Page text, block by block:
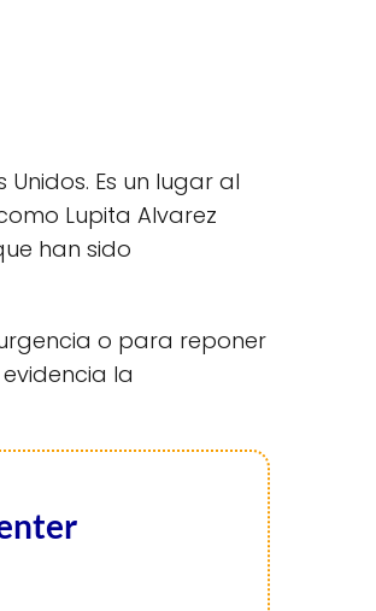
Es un lugar al
Lupita Alvarez
han sido
o para reponer
la